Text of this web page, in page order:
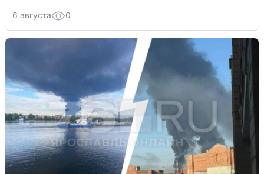
6 августа 0